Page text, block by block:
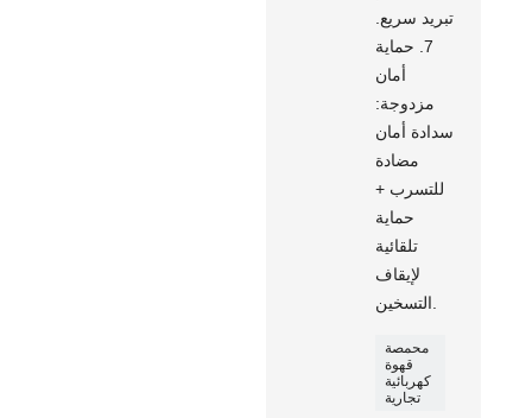
تبريد سريع.
7. حماية
أمان
مزدوجة:
سدادة أمان
مضادة
للتسرب +
حماية
تلقائية
لإيقاف
محمصة
قهوة
كهربائية
تجارية